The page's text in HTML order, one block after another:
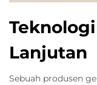
Lanjutan
Sebuah produsen